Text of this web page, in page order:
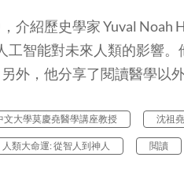
介紹歷史學家 Yuval Noah
智能對未來人類的影響
外，他分享了閱讀醫學以
文大學莫慶堯醫學講座教授 沈祖
人類大命運: 從智人到神人 閲讀